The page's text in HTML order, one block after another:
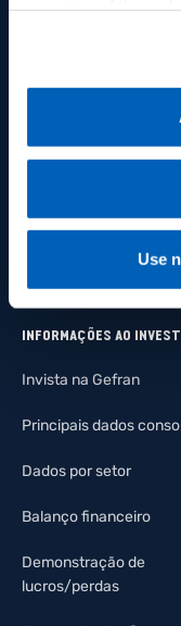
policy.
regarding
Gefran -
Use
Fotovoltaica
Automação predial
INFORMAÇÕES AO
Invista na Gefran
Principais dados
Dados por setor
Balanço financeiro
Demonstração de
lucros/perdas